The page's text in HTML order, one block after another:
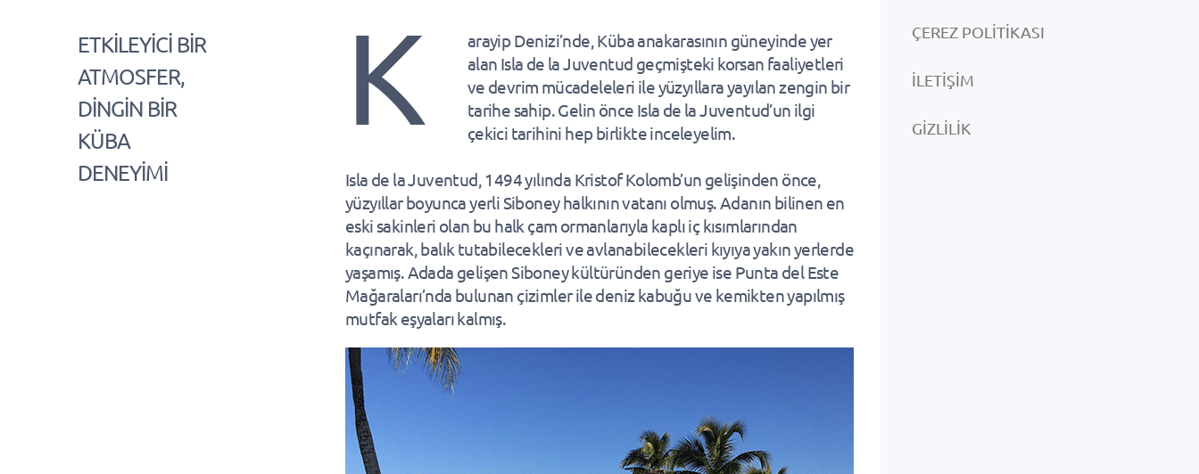
ETKİLEYİCİ BİR
ATMOSFER,
DİNGİN BİR
KÜBA
DENEYİMİ
K
arayip Denizi’nde, Küba anakarasının güneyinde yer
alan Isla de la Juventud geçmişteki korsan faaliyetleri
ve devrim mücadeleleri ile yüzyıllara yayılan zengin bir
tarihe sahip. Gelin önce Isla de la Juventud’un ilgi
çekici tarihini hep birlikte inceleyelim.
Isla de la Juventud, 1494 yılında Kristof Kolomb’un gelişinden önce,
yüzyıllar boyunca yerli Siboney halkının vatanı olmuş. Adanın bilinen en
eski sakinleri olan bu halk çam ormanlarıyla kaplı iç kısımlarından
kaçınarak, balık tutabilecekleri ve avlanabilecekleri kıyıya yakın yerlerde
yaşamış. Adada gelişen Siboney kültüründen geriye ise Punta del Este
Mağaraları’nda bulunan çizimler ile deniz kabuğu ve kemikten yapılmış
mutfak eşyaları kalmış.
ÇEREZ POLITIKASI
İLETIŞIM
GIZLILIK